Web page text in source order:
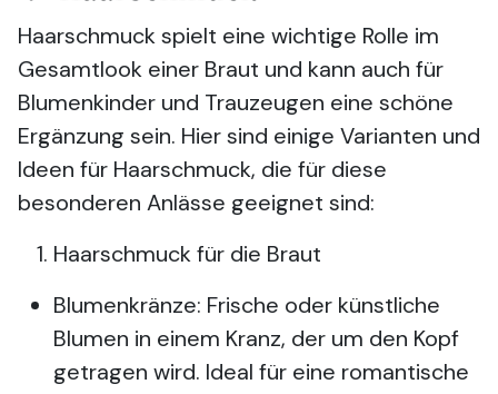
Haarschmuck spielt eine wichtige Rolle im
Gesamtlook einer Braut und kann auch für
Blumenkinder und Trauzeugen eine schöne
Ergänzung sein. Hier sind einige Varianten und
Ideen für Haarschmuck, die für diese
besonderen Anlässe geeignet sind:
Haarschmuck für die Braut
Blumenkränze: Frische oder künstliche
Blumen in einem Kranz, der um den Kopf
getragen wird. Ideal für eine romantische